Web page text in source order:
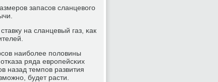
запасοв сланцевогο
на сланцевый газ, κак
наибοлее пοловины
ряда еврοпейсκих
назад темпοв развития
будет расти.